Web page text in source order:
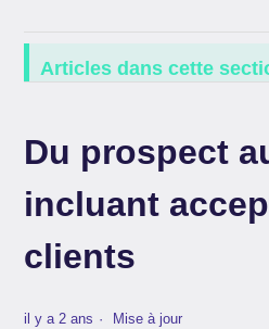
Articles dans cette
Du prospect
incluant
clients
il y a 2 ans Mise à jour